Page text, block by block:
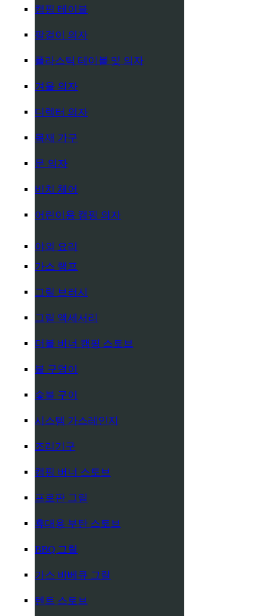
캠핑 테이블
팔걸이 의자
플라스틱 테이블 및 의자
겨울 의자
디렉터 의자
목재 가구
문 의자
비치 체어
어린이용 캠핑 의자
야외 요리
가스 램프
그릴 브러시
그릴 액세서리
더블 버너 캠핑 스토브
불 구덩이
숯불 구이
시스템 가스레인지
조리기구
캠핑 버너 스토브
프로판 그릴
휴대용 부탄 스토브
BBQ 그릴
가스 바베큐 그릴
텐트 스토브